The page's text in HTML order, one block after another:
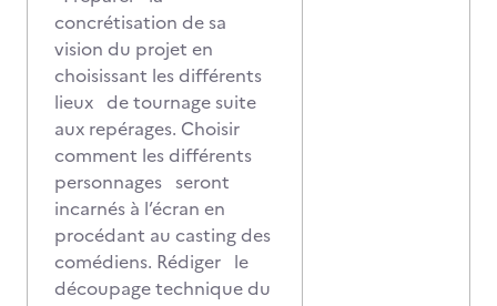
concrétisation de sa
vision du projet en
choisissant les différents
lieux de tournage suite
aux repérages. Choisir
comment les différents
personnages seront
incarnés à l’écran en
procédant au casting des
comédiens. Rédiger le
découpage technique du